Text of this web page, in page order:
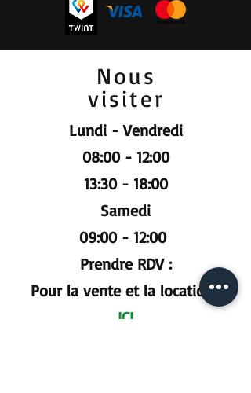
Nous
visiter
Lundi - Vendredi
08:00 - 12:00
13:30 - 18:00
Samedi
09:00 - 12:00
Prendre RDV :
Pour la vente et la location :
ICI